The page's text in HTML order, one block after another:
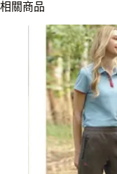
相關商品